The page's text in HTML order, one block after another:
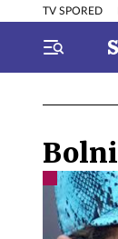
TV SPORED
Info in